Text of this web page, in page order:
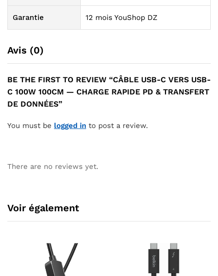
Garantie 12 mois YouShop DZ
Avis (0)
BE THE FIRST TO REVIEW “CÂBLE USB-C VERS USB-
C 100W 100CM — CHARGE RAPIDE PD & TRANSFERT
DE DONNÉES”
You must be logged in to post a review.
There are no reviews yet.
Voir également